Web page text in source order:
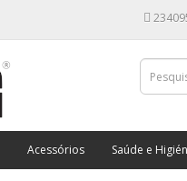
Acessórios Saúde e